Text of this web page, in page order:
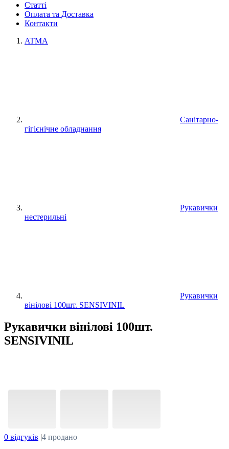
Статті
Оплата та Доставка
Контакти
ATMA
Санітарно-
гігієнічне обладнання
Рукавички
нестерильні
Рукавички
вінілові 100шт. SENSIVINIL
Рукавички вінілові 100шт.
SENSIVINIL
0 відгуків |4 продано